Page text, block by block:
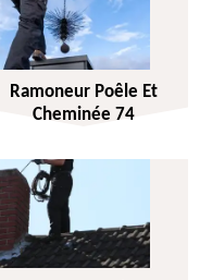
Ramoneur Poêle Et
Cheminée 74